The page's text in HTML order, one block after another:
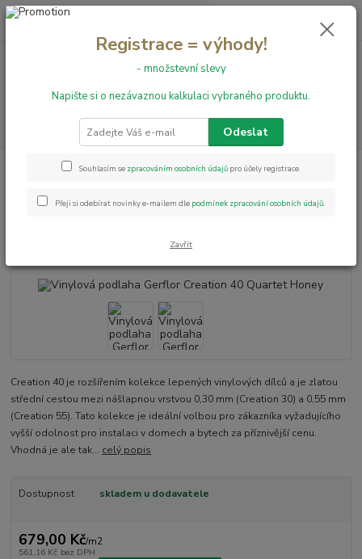
+420 731 199 591 0,00 Kč
Vinylové podlahy LEPENÉ
Vinylová podlaha Gerflor Creation
Vinylová podlaha Gerflor
Creation 40 Quartet Honey
Creation 40 je rozšířením kolekce lepených vinylových dílců a je zlatou
střední cestou mezi nášlapnou vrstvou 0,30 mm (Creation 30) a 0,55 mm
(Creation 55). Tato kolekce je ideální volbou pro zákazníka vyžadujícího
vyšší odolnost pro instalaci v domech a bytech za příznivější cenu.
Vhodná je ale tak... celý popis
Dostupnost skladem u dodavatele
679,00 Kč/m2
561,16 Kč bez DPH
Registrace = výhody!
- množstevní slevy
Napište si o nezávaznou kalkulaci vybraného produktu.
Odeslat
Souhlasím se zpracováním osobních údajů pro účely registrace.
Přeji si odebírat novinky e-mailem dle podmínek zpracování osobních údajů.
Zavřít